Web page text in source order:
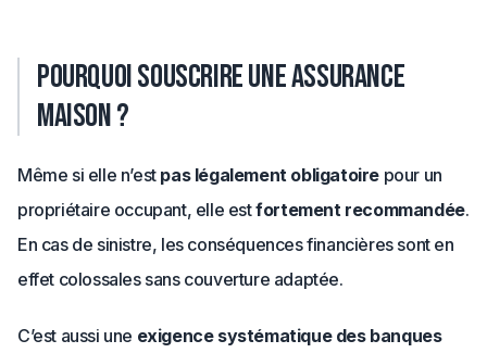
Pourquoi souscrire une assurance
maison ?
Même si elle n’est pas légalement obligatoire pour un
propriétaire occupant, elle estfortement recommandée.
En cas de sinistre, les conséquences financières sont en
effet colossales sans couverture adaptée.
C’est aussi une exigence systématique des banques